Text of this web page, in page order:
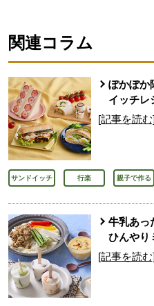
関連コラム
ぽかぽか
イッチレ
[記事を読
サンドイッチ 行楽 親子で作る
牛乳あっ
ひんやり
[記事を読